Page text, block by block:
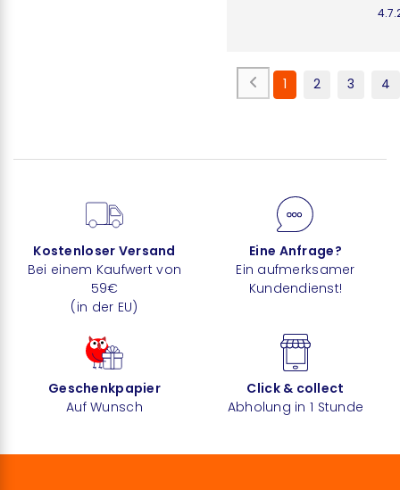
1 2 3 4
Kostenloser Versand
Bei einem Kaufwert von
59€
(in der EU)
Eine Anfrage?
Ein aufmerksamer
Kundendienst!
Geschenkpapier
Auf Wunsch
Click & collect
Abholung in 1 Stunde